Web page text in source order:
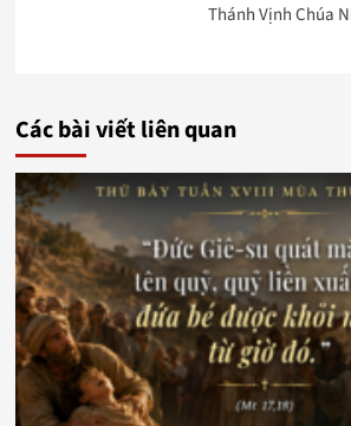
Thánh Vịnh Chúa
Các bài viết liên quan